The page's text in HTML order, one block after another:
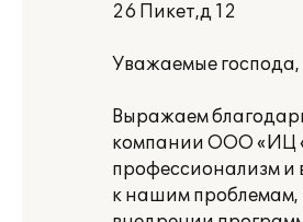
26 Пикет,д 12
Уважаемые господа,
Выражаем
компании ООО «ИЦ
профессионализм и
к нашим проблемам,